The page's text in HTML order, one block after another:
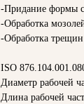
-Придание формы
-Обработка
-Обработка трещин
ISO
Диаметр рабочей
Длина рабочей